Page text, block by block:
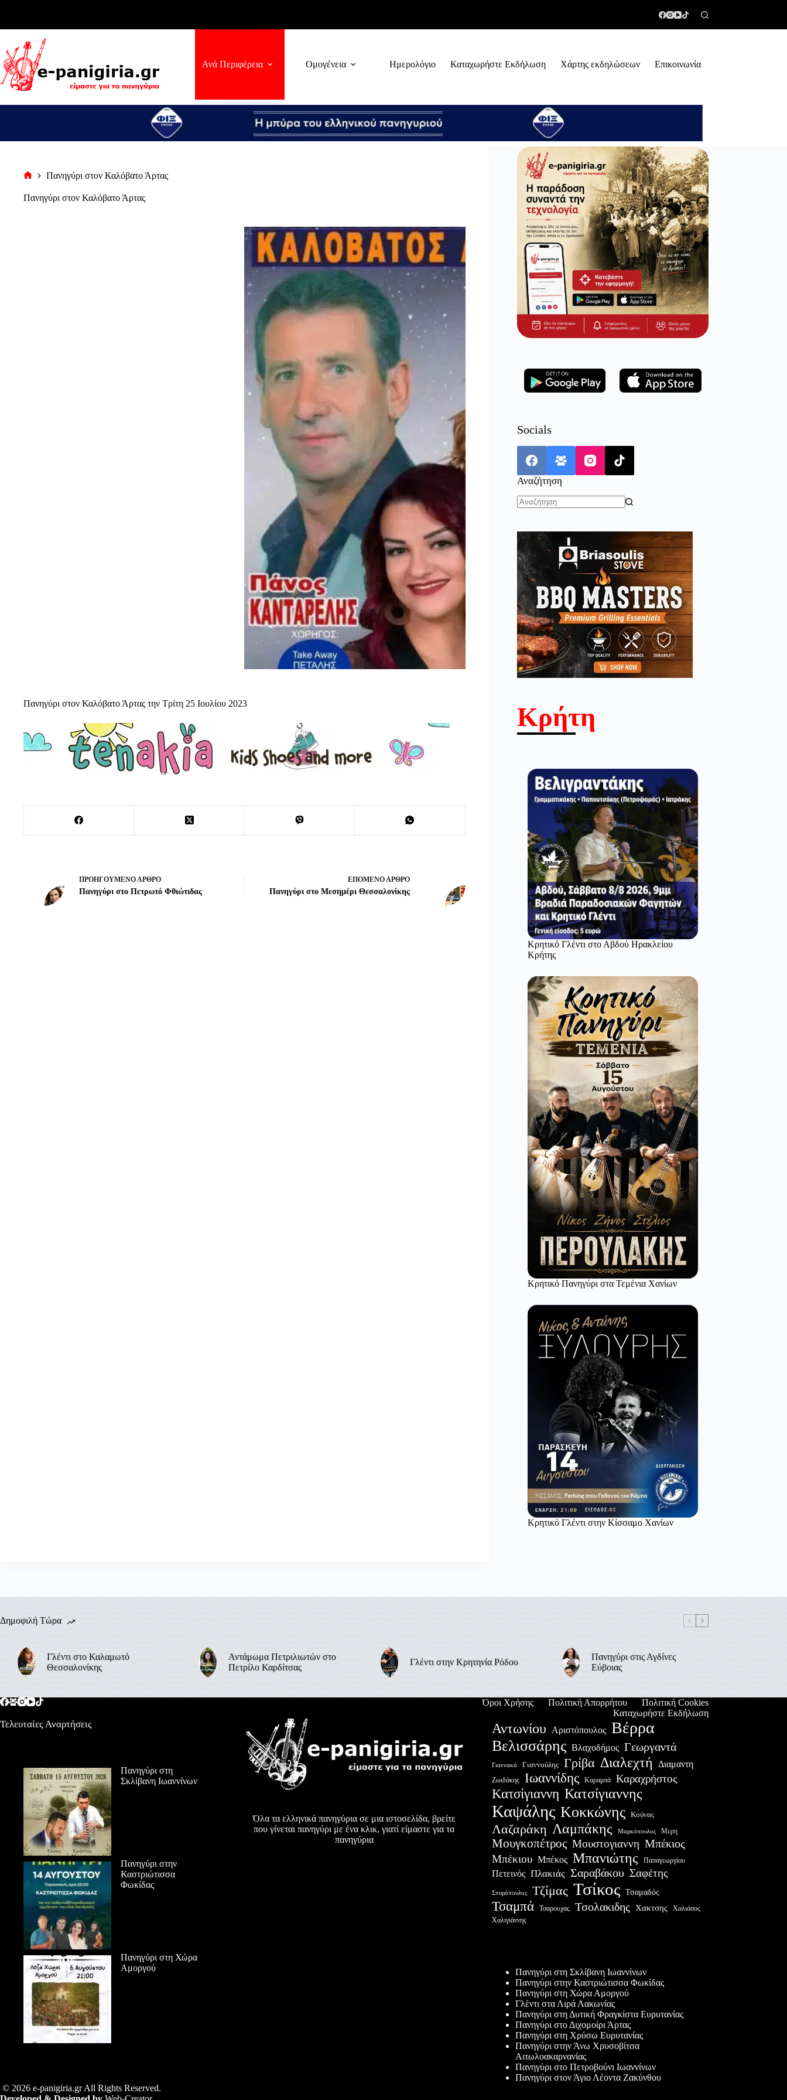
Ανά Περιφέρεια Ομογένεια Ημερολόγιο Καταχωρήστε Εκδήλωση Χάρτης εκδηλώσεων Επικοινωνία
σελίδα
Πανηγύρι στον Καλόβατο Άρτας
Πανηγύρι στον Καλόβατο Άρτας
Πανηγύρι στον Καλόβατο Άρτας την Τρίτη 25 Ιουλίου 2023
ΠΡΟΗΓΟΎΜΕΝΟΆΡΘΡΟ
Πανηγύρι στο Πετρωτό Φθιώτιδας
ΕΠΌΜΕΝΟΆΡΘΡΟ
Πανηγύρι στο Μεσημέρι Θεσσαλονίκης
Socials
Αναζήτηση
Κρήτη
Κρητικό Γλέντι στο Αβδού Ηρακλείου
Κρήτης
Κρητικό Πανηγύρι στα Τεμένια Χανίων
Κρητικό Γλέντι στην Κίσσαμο Χανίων
Δημοφιλή Τώρα
Γλέντι στο Καλαμωτό
Θεσσαλονίκης
Αντάμωμα Πετριλιωτών στο
Πετρίλο Καρδίτσας
Γλέντι στην Κρητηνία Ρόδου
Πανηγύρι στις Αγδίνες
Εύβοιας
Όροι Χρήσης Πολιτική Απορρήτου
Πολιτική Cookies
Καταχωρήστε Εκδήλωση
Τελευταίες Αναρτήσεις
Πανηγύρι στη
Σκλίβανη Ιωαννίνων
Πανηγύρι στην
Καστριώτισσα
Φωκίδας
Πανηγύρι στη Χώρα
Αμοργού
Όλα τα ελληνικά πανηγύρια σε μια ιστοσελίδα, βρείτε
που γίνεται πανηγύρι με ένα κλικ, γιατί είμαστε για τα
πανηγύρια
Αντωνίου Αριστόπουλος Βέρρα
Βελισσάρης Βλαχοδήμος Γεωργαντά
Γιαννακά Γιαννούλης Γρίβα Διαλεχτή Διαμαντη
Ζωιδάκης Ιωαννίδης Καραμπά Καραχρήστος
Κατσίγιαννη Κατσίγιαννης
Καψάλης Κοκκώνης Κούνας
Λαζαράκη Λαμπάκης Μαρκόπουλος Μερη
Μουγκοπέτρος Μουστογιαννη Μπέκιος
Μπέκιου Μπέκος Μπανιώτης Παπαγεωργίου
Πετεινός Πλακιάς Σαραβάκου Σαφέτης
Σπυρόπουλος Τζίμας Τσίκος Τσαμαδός
Τσαμπά Τσαρουχας Τσολακιδης Χακτσης
Χαλιάσος
Χαλιγιάννης
Πανηγύρι στη Σκλίβανη Ιωαννίνων
Πανηγύρι στην Καστριώτισσα Φωκίδας
Πανηγύρι στη Χώρα Αμοργού
Γλέντι στα Λιρά Λακωνίας
Πανηγύρι στη Δυτική Φραγκίστα Ευρυτανίας
Πανηγύρι στο Διχομοίρι Άρτας
Πανηγύρι στη Χρύσω Ευρυτανίας
Πανηγύρι στην Άνω Χρυσοβίτσα
Αιτωλοακαρνανίας
Πανηγύρι στο Πετροβούνι Ιωαννίνων
Πανηγύρι στον Άγιο Λέοντα Ζακύνθου
© 2026 e-panigiria.gr All Rights Reserved.